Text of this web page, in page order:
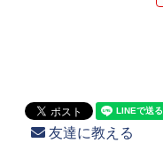
友達に教える